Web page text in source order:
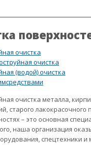
очистка
очистка
(водой) очистка
очистка металла,
старого
– это основная
наша организация
спецтехники